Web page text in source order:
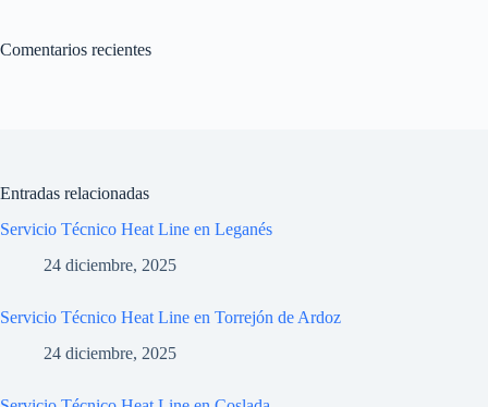
Comentarios recientes
Entradas relacionadas
Servicio Técnico Heat Line en Leganés
24 diciembre, 2025
Servicio Técnico Heat Line en Torrejón de Ardoz
24 diciembre, 2025